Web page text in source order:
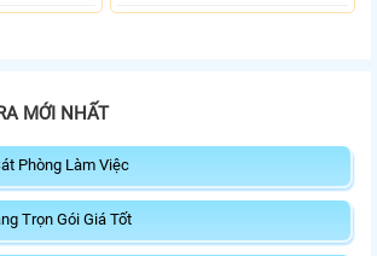
MỚI NHẤT
Phòng Làm Việc
Trọn Gói Giá Tốt